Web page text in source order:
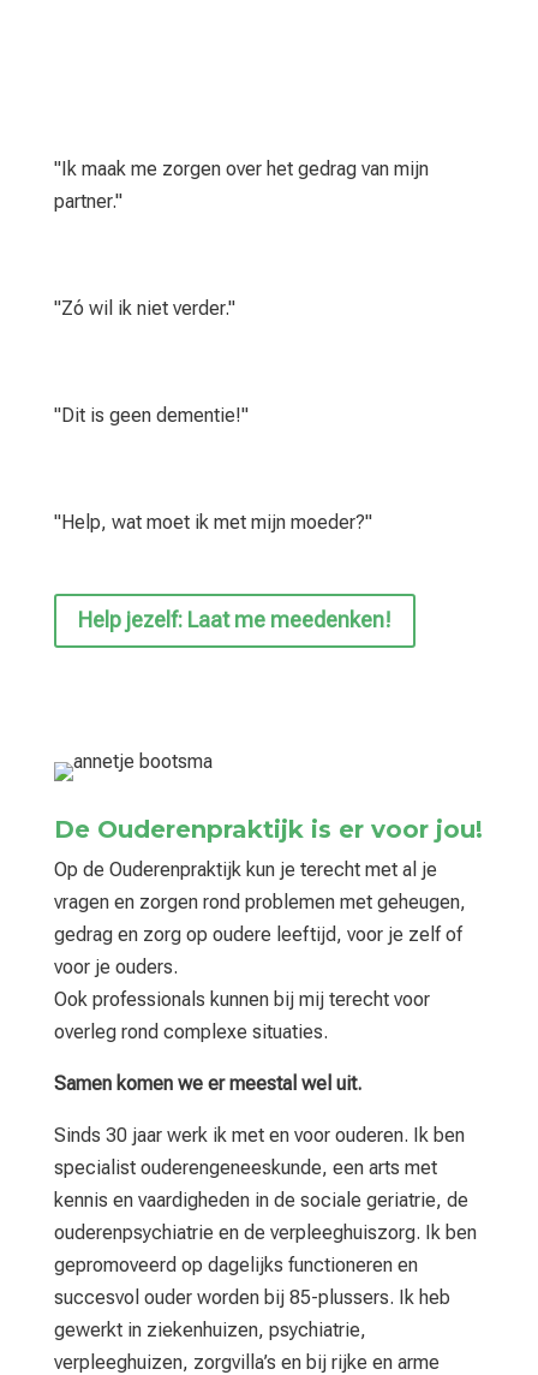
"Ik maak me zorgen over het gedrag van mijn
partner."
"Zó wil ik niet verder."
"Dit is geen dementie!"
"Help, wat moet ik met mijn moeder?"
Help jezelf: Laat me meedenken!
De Ouderenpraktijk is er voor jou!
Op de Ouderenpraktijk kun je terecht met al je
vragen en zorgen rond problemen met geheugen,
gedrag en zorg op oudere leeftijd, voor je zelf of
voor je ouders.
Ook professionals kunnen bij mij terecht voor
overleg rond complexe situaties.
Samen komen we er meestal wel uit.
Sinds 30 jaar werk ik met en voor ouderen. Ik ben
specialist ouderengeneeskunde, een arts met
kennis en vaardigheden in de sociale geriatrie, de
ouderenpsychiatrie en de verpleeghuiszorg. Ik ben
gepromoveerd op dagelijks functioneren en
succesvol ouder worden bij 85-plussers. Ik heb
gewerkt in ziekenhuizen, psychiatrie,
verpleeghuizen, zorgvilla’s en bij rijke en arme